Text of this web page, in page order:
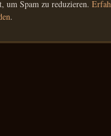
um Spam zu reduzieren.
.